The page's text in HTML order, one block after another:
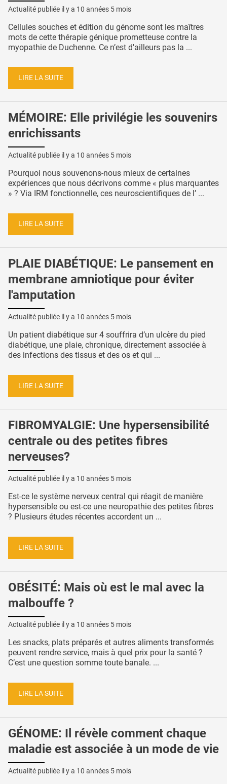
Actualité publiée il y a 10 années 5 mois
Cellules souches et édition du génome sont les maîtres
mots de cette thérapie génique prometteuse contre la
myopathie de Duchenne. Ce n’est d'ailleurs pas la ...
LIRE LA SUITE
MÉMOIRE: Elle privilégie les souvenirs
enrichissants
Actualité publiée il y a 10 années 5 mois
Pourquoi nous souvenons-nous mieux de certaines
expériences que nous décrivons comme « plus marquantes
» ? Via IRM fonctionnelle, ces neuroscientifiques de l’ ...
LIRE LA SUITE
PLAIE DIABÉTIQUE: Le pansement en
membrane amniotique pour éviter
l'amputation
Actualité publiée il y a 10 années 5 mois
Un patient diabétique sur 4 souffrira d’un ulcère du pied
diabétique, une plaie, chronique, directement associée à
des infections des tissus et des os et qui ...
LIRE LA SUITE
FIBROMYALGIE: Une hypersensibilité
centrale ou des petites fibres
nerveuses?
Actualité publiée il y a 10 années 5 mois
Est-ce le système nerveux central qui réagit de manière
hypersensible ou est-ce une neuropathie des petites fibres
? Plusieurs études récentes accordent un ...
LIRE LA SUITE
OBÉSITÉ: Mais où est le mal avec la
malbouffe ?
Actualité publiée il y a 10 années 5 mois
Les snacks, plats préparés et autres aliments transformés
peuvent rendre service, mais à quel prix pour la santé ?
C’est une question somme toute banale. ...
LIRE LA SUITE
GÉNOME: Il révèle comment chaque
maladie est associée à un mode de vie
Actualité publiée il y a 10 années 5 mois